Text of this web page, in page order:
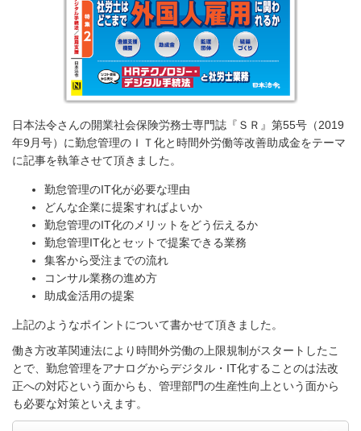
日本法令さんの開業社会保険労務士専門誌『ＳＲ』第55号（2019
年9月号）に勤怠管理のＩＴ化と時間外労働等改善助成金をテーマ
に記事を執筆させて頂きました。
勤怠管理のIT化が必要な理由
どんな企業に提案すればよいか
勤怠管理のIT化のメリットをどう伝えるか
勤怠管理IT化とセットで提案できる業務
集客から受注までの流れ
コンサル業務の進め方
助成金活用の提案
上記のようなポイントについて書かせて頂きました。
働き方改革関連法により時間外労働の上限規制がスタートしたこ
とで、勤怠管理をアナログからデジタル・IT化することのは法改
正への対応という面からも、管理部門の生産性向上という面から
も必要な対策といえます。